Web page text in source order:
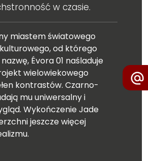
w czasie.
miastem światowego
od którego
Évora 01 naśladuje
wielowiekowego
kontrastów. Czarno-
mu uniwersalny i
Wykończenie Jade
jeszcze więcej